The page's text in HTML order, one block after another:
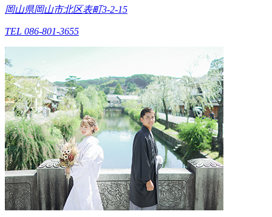
岡山県岡山市北区表町3-2-15
TEL 086-801-3655